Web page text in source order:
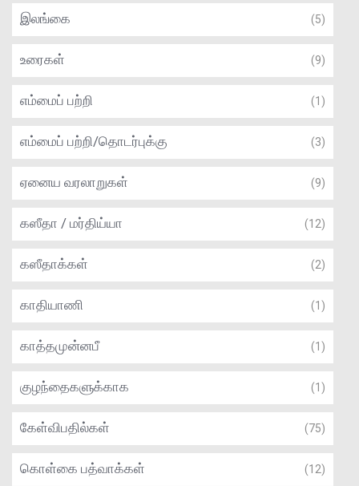
இலங்கை (5)
உரைகள் (9)
எம்மைப் பற்றி (1)
எம்மைப் பற்றி/தொடர்புக்கு (3)
ஏனைய வரலாறுகள் (9)
கஸீதா / மர்திய்யா (12)
கஸீதாக்கள் (2)
காதியாணி (1)
காத்தமுன்னபீ (1)
குழந்தைகளுக்காக (1)
கேள்விபதில்கள் (75)
கொள்கை பத்வாக்கள் (12)